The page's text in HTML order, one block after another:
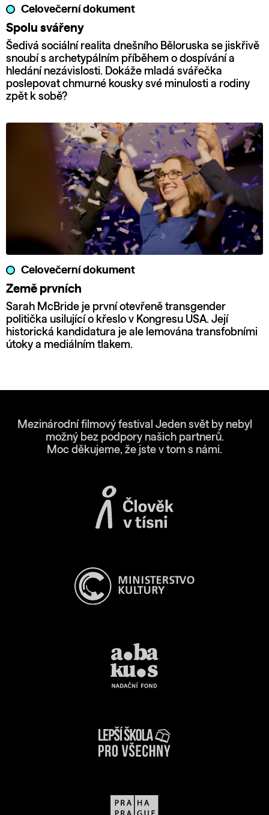
Celovečerní dokument
Spolu svářeny
Šedivá sociální realita dnešního Běloruska se jiskřivě
snoubí s archetypálním příběhem o dospívání a
hledání nezávislosti. Dokáže mladá svářečka
poslepovat chmurné kousky své minulosti a rodiny
zpět k sobě?
Celovečerní dokument
Země prvních
Sarah McBride je první otevřeně transgender
politička usilující o křeslo v Kongresu USA. Její
historická kandidatura je ale lemována transfobními
útoky a mediálním tlakem.
Mezinárodní filmový festival Jeden svět by nebyl
možný bez podpory našich partnerů.
Moc děkujeme, že jste v tom s námi.